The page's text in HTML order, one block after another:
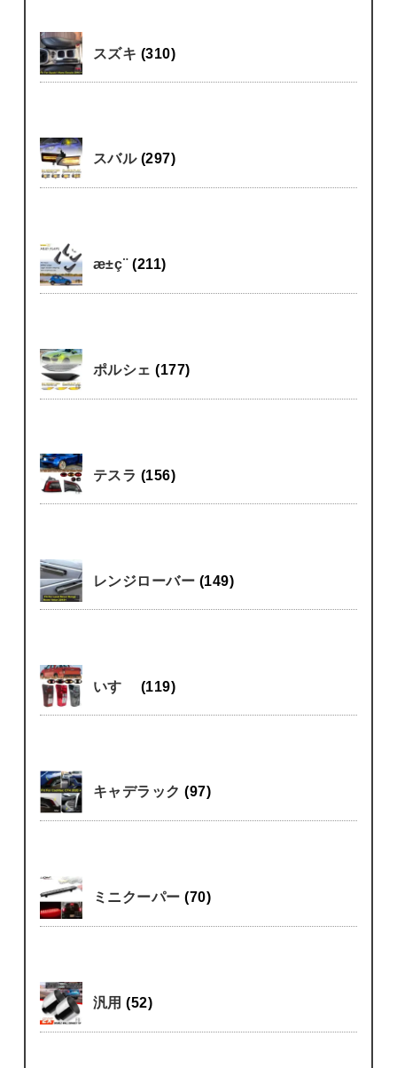
スズキ (310)
スバル (297)
æ±ç¨(211)
ポルシェ(177)
テスラ (156)
レンジローバー (149)
いすゞ (119)
キャデラック(97)
ミニクーパー(70)
汎用(52)